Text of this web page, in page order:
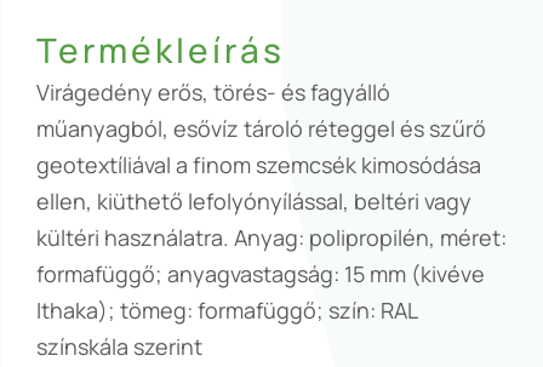
Termékleírás
Virágedény erős, törés- és fagyálló
műanyagból, esővíz tároló réteggel és szűrő
geotextíliával a finom szemcsék kimosódása
ellen, kiüthető lefolyónyílással, beltéri vagy
kültéri használatra. Anyag: polipropilén, méret:
formafüggő; anyagvastagság: 15 mm (kivéve
Ithaka); tömeg: formafüggő; szín: RAL
színskála szerint